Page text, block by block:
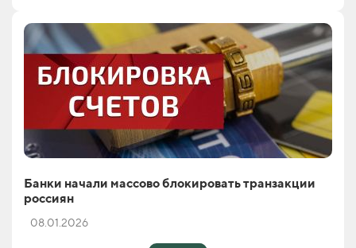
Банки начали массово блокировать транзакции
россиян
08.01.2026